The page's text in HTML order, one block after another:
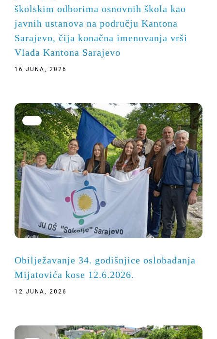
školskim odborima osnovnih škola kao
javnih ustanova na području Kantona
Sarajevo, čija konačna imenovanja vrši
Vlada Kantona Sarajevo
16 JUNA, 2026
Obilježavanje 34. godišnjice oslobađanja
Mijatovića kose 12.6.2026.
12 JUNA, 2026